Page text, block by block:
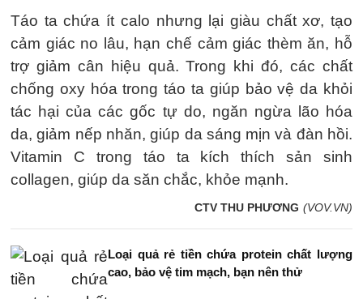
Táo ta chứa ít calo nhưng lại giàu chất xơ, tạo
cảm giác no lâu, hạn chế cảm giác thèm ăn, hỗ
trợ giảm cân hiệu quả. Trong khi đó, các chất
chống oxy hóa trong táo ta giúp bảo vệ da khỏi
tác hại của các gốc tự do, ngăn ngừa lão hóa
da, giảm nếp nhăn, giúp da sáng mịn và đàn hồi.
Vitamin C trong táo ta kích thích sản sinh
collagen, giúp da săn chắc, khỏe mạnh.
CTV THU PHƯƠNG (VOV.VN)
Loại quả rẻ tiền chứa protein chất lượng
cao, bảo vệ tim mạch, bạn nên thử